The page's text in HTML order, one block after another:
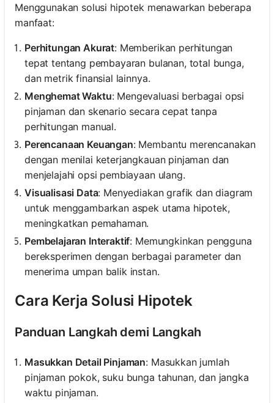
Menggunakan solusi hipotek menawarkan beberapa
manfaat:
Perhitungan Akurat: Memberikan perhitungan
tepat tentang pembayaran bulanan, total bunga,
dan metrik finansial lainnya.
Menghemat Waktu: Mengevaluasi berbagai opsi
pinjaman dan skenario secara cepat tanpa
perhitungan manual.
Perencanaan Keuangan: Membantu merencanakan
dengan menilai keterjangkauan pinjaman dan
menjelajahi opsi pembiayaan ulang.
Visualisasi Data: Menyediakan grafik dan diagram
untuk menggambarkan aspek utama hipotek,
meningkatkan pemahaman.
Pembelajaran Interaktif: Memungkinkan pengguna
bereksperimen dengan berbagai parameter dan
menerima umpan balik instan.
Cara Kerja Solusi Hipotek
Panduan Langkah demi Langkah
Masukkan Detail Pinjaman: Masukkan jumlah
pinjaman pokok, suku bunga tahunan, dan jangka
waktu pinjaman.